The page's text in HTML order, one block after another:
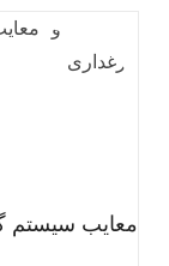
معایب سیستم